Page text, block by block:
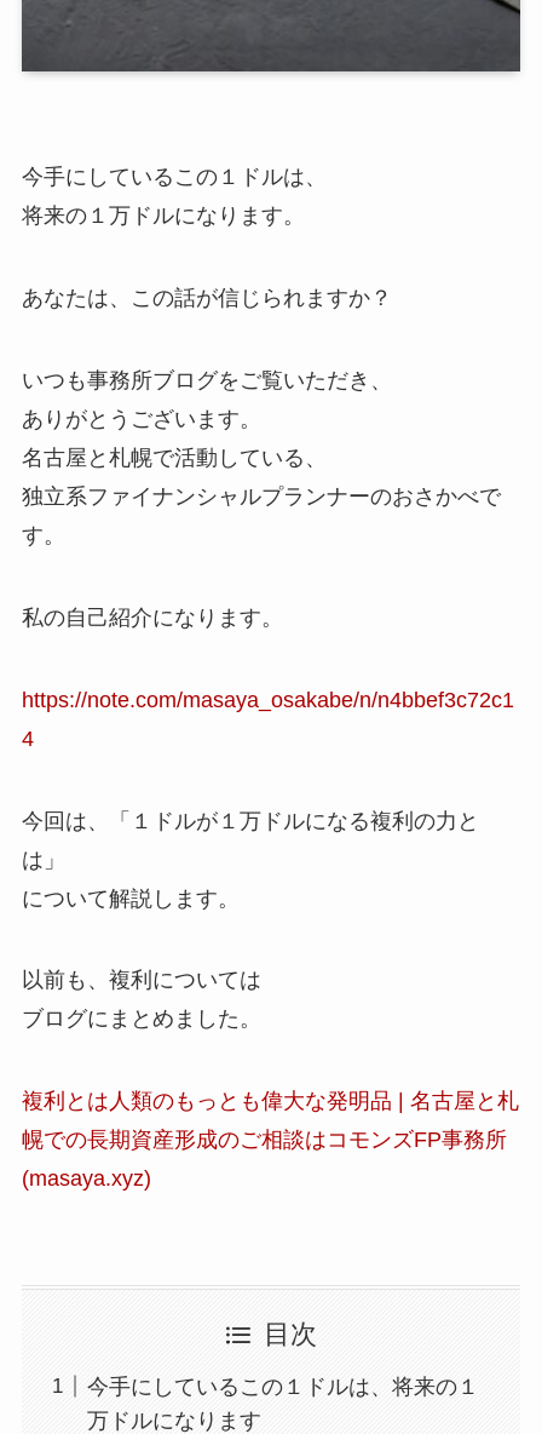
今手にしているこの１ドルは、
将来の１万ドルになります。
あなたは、この話が信じられますか？
いつも事務所ブログをご覧いただき、
ありがとうございます。
名古屋と札幌で活動している、
独立系ファイナンシャルプランナーのおさかべで
す。
私の自己紹介になります。
https://note.com/masaya_osakabe/n/n4bbef3c72c1
4
今回は、「１ドルが１万ドルになる複利の力と
は」
について解説します。
以前も、複利については
ブログにまとめました。
複利とは人類のもっとも偉大な発明品 | 名古屋と札
幌での長期資産形成のご相談はコモンズFP事務所
(masaya.xyz)
目次
今手にしているこの１ドルは、将来の１
万ドルになります